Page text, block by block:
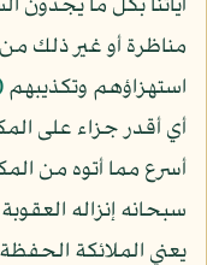
آياتنا بكل ما يجدون
مناظرة أو غير ذلك
استهزاؤهم وتكذيبهم
أي أقدر جزاء على
أسرع مما أتوه من
سبحانه إنزاله
يعني الملائكة الحفظة